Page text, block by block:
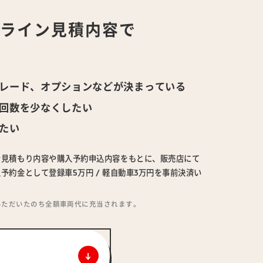
イン 見積内容で
ード、オプションなどが決まっている
数を少なくしたい
い
積もり内容や購入予約申込内容をもとに、販売店にて
約金として登録車5万円 / 軽自動車3万円を事前決済い
だいたのち全額車両代に充当されます。